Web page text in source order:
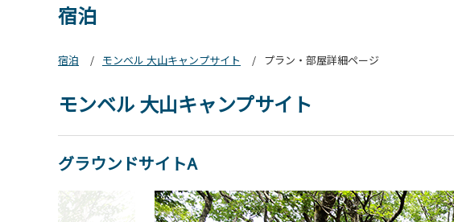
宿泊
宿泊
モンベル 大山キャンプサイト プラン・部屋詳細ページ
モンベル 大山キャンプサイト
グラウンドサイトA